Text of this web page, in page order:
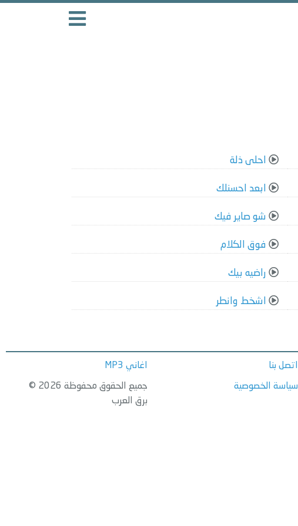
احلى ذلة
ابعد احسنلك
شو صاير فيك
فوق الكلام
راضيه بيك
اشخط وانطر
اتصل بنا
سياسة الخصوصية
اغاني MP3
جميع الحقوق محفوظة 2026 ©
برق العرب